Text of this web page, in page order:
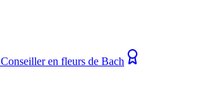
Conseiller en fleurs de Bach